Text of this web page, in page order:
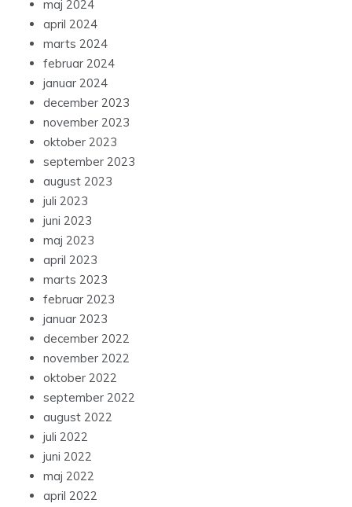
maj 2024
april 2024
marts 2024
februar 2024
januar 2024
december 2023
november 2023
oktober 2023
september 2023
august 2023
juli 2023
juni 2023
maj 2023
april 2023
marts 2023
februar 2023
januar 2023
december 2022
november 2022
oktober 2022
september 2022
august 2022
juli 2022
juni 2022
maj 2022
april 2022